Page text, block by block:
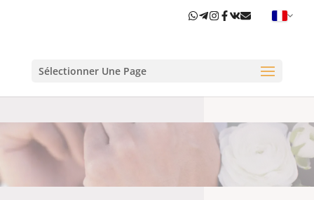
Sélectionner Une Page